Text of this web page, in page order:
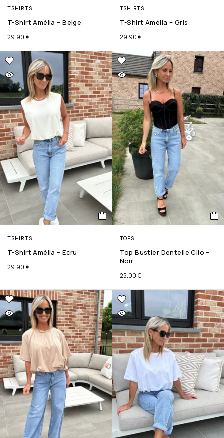
TSHIRTS
T-Shirt Amélia – Beige
29.90 €
TSHIRTS
T-Shirt Amélia – Gris
29.90€
TSHIRTS
T-Shirt Amélia – Ecru
29.90 €
TOPS
Top Bustier Dentelle Clio –
Noir
25.00€